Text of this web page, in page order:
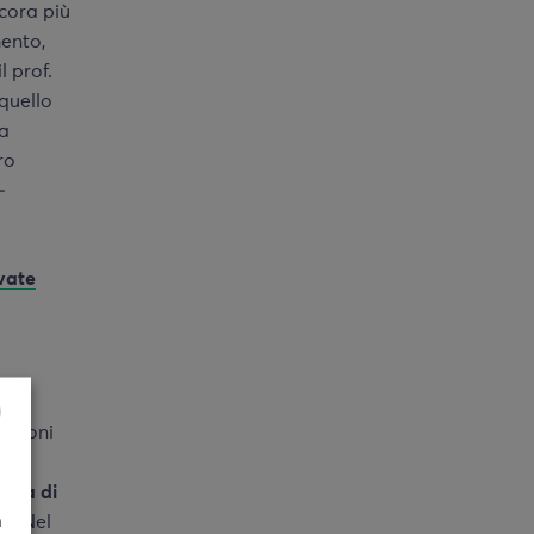
più
prof.
di
. Nel